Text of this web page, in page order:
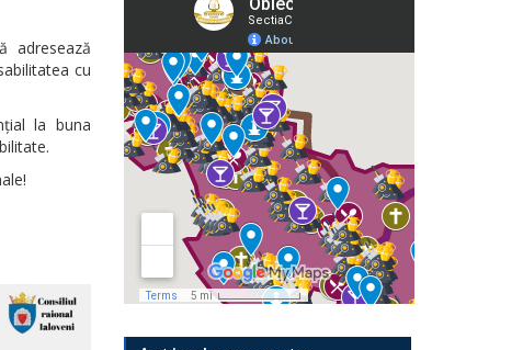
adresează
cu
la buna